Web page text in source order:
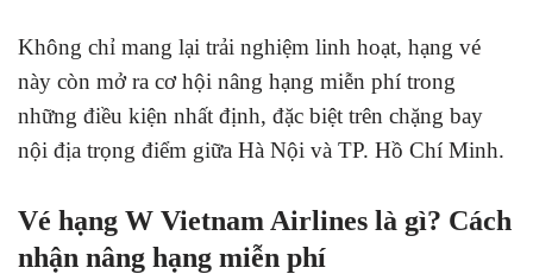
Không chỉ mang lại trải nghiệm linh hoạt, hạng vé
này còn mở ra cơ hội nâng hạng miễn phí trong
những điều kiện nhất định, đặc biệt trên chặng bay
nội địa trọng điểm giữa Hà Nội và TP. Hồ Chí Minh.
Vé hạng W Vietnam Airlines là gì? Cách
nhận nâng hạng miễn phí